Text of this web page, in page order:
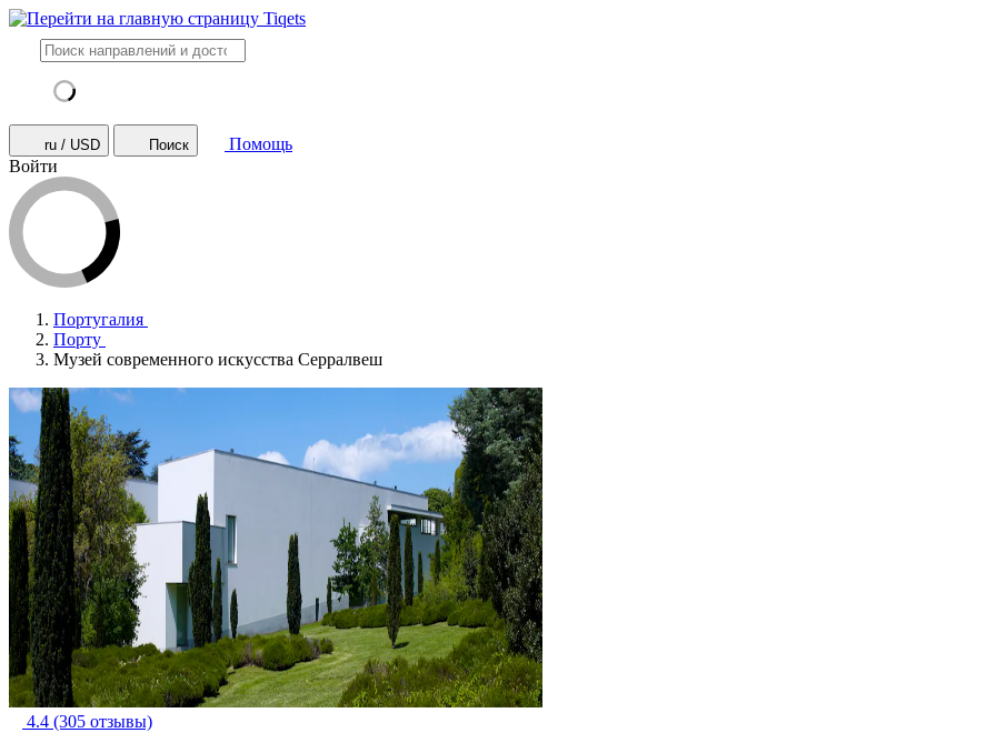
ru / USD Поиск
Помощь
Войти
Португалия
Порту
Музей современного искусства Серралвеш
4.4 (305 отзывы)